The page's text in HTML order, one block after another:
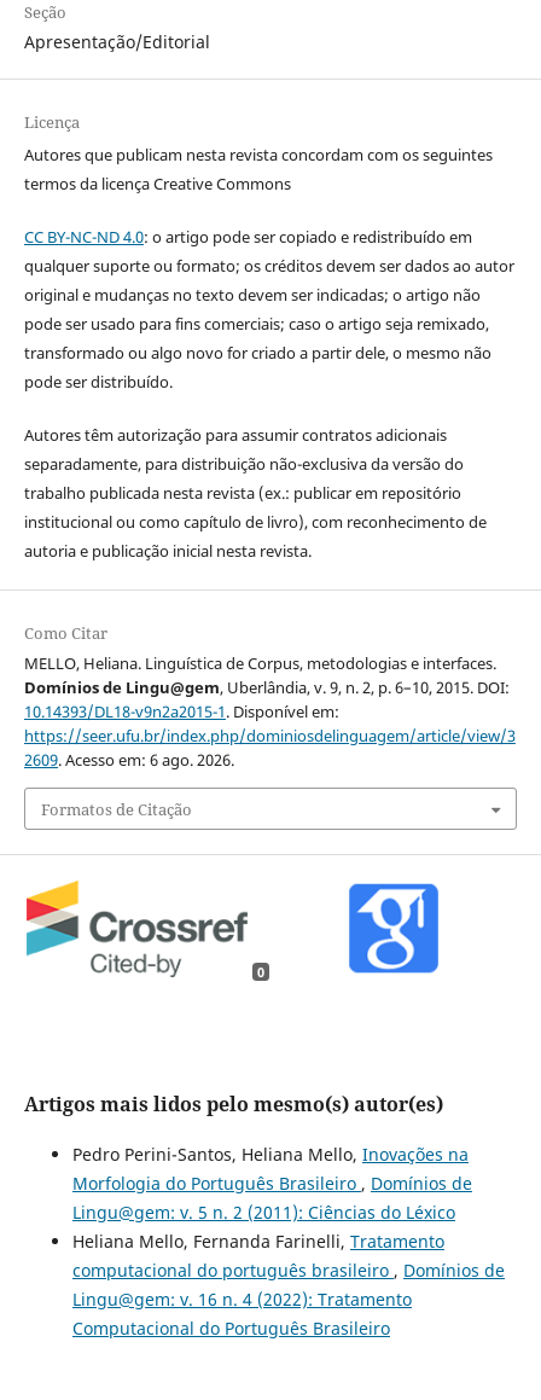
Seção
Apresentação/Editorial
Licença
Autores que publicam nesta revista concordam com os seguintes
termos da licença Creative Commons
CC BY-NC-ND 4.0: o artigo pode ser copiado e redistribuído em
qualquer suporte ou formato; os créditos devem ser dados ao autor
original e mudanças no texto devem ser indicadas; o artigo não
pode ser usado para fins comerciais; caso o artigo seja remixado,
transformado ou algo novo for criado a partir dele, o mesmo não
pode ser distribuído.
Autores têm autorização para assumir contratos adicionais
separadamente, para distribuição não-exclusiva da versão do
trabalho publicada nesta revista (ex.: publicar em repositório
institucional ou como capítulo de livro), com reconhecimento de
autoria e publicação inicial nesta revista.
Como Citar
MELLO, Heliana. Linguística de Corpus, metodologias e interfaces.
Domínios de Lingu@gem, Uberlândia, v. 9, n. 2, p. 6–10, 2015. DOI:
10.14393/DL18-v9n2a2015-1. Disponível em:
https://seer.ufu.br/index.php/dominiosdelinguagem/article/view/3
2609. Acesso em: 6 ago. 2026.
Formatos de Citação
0
Artigos mais lidos pelo mesmo(s) autor(es)
Pedro Perini-Santos, Heliana Mello, Inovações na
Morfologia do Português Brasileiro , Domínios de
Lingu@gem: v. 5 n. 2 (2011): Ciências do Léxico
Heliana Mello, Fernanda Farinelli, Tratamento
computacional do português brasileiro , Domínios de
Lingu@gem: v. 16 n. 4 (2022): Tratamento
Computacional do Português Brasileiro